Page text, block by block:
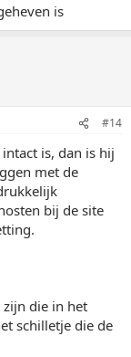
is
#14
is, dan is hij
met de
bij de site
die in het
schilletje die de